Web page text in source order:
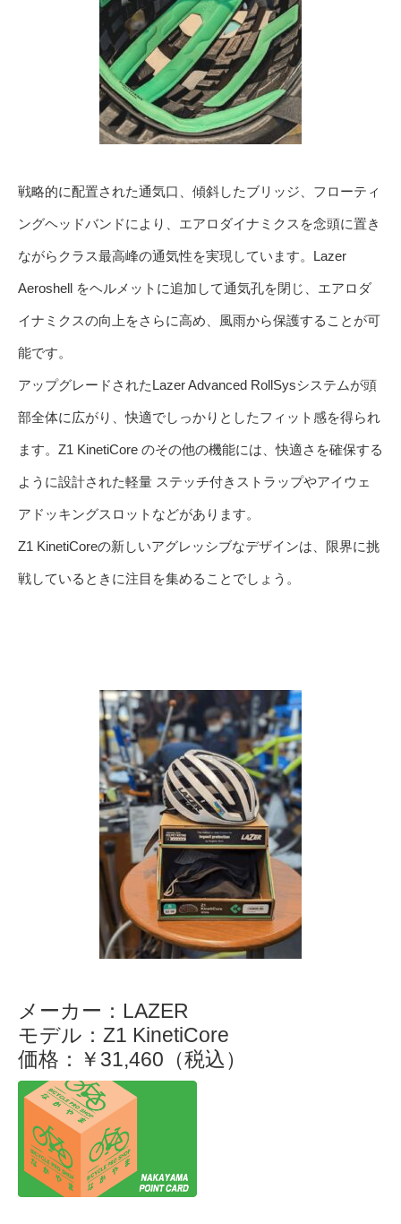
戦略的に配置された通気口、傾斜したブリッジ、フローティ
ングヘッドバンドにより、エアロダイナミクスを念頭に置き
ながらクラス最高峰の通気性を実現しています。Lazer
Aeroshell をヘルメットに追加して通気孔を閉じ、エアロダ
イナミクスの向上をさらに高め、風雨から保護することが可
能です。
アップグレードされたLazer Advanced RollSysシステムが頭
部全体に広がり、快適でしっかりとしたフィット感を得られ
ます。Z1 KinetiCore のその他の機能には、快適さを確保する
ように設計された軽量 ステッチ付きストラップやアイウェ
アドッキングスロットなどがあります。
Z1 KinetiCoreの新しいアグレッシブなデザインは、限界に挑
戦しているときに注目を集めることでしょう。
メーカー：LAZER
モデル：Z1 KinetiCore
価格：￥31,460（税込）